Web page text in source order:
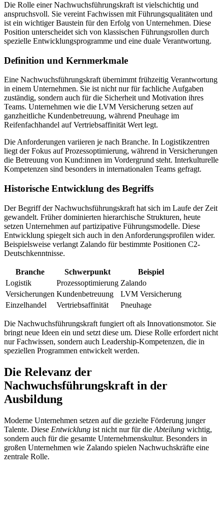
Die Rolle einer Nachwuchsführungskraft ist vielschichtig und
anspruchsvoll. Sie vereint Fachwissen mit Führungsqualitäten und
ist ein wichtiger Baustein für den Erfolg von Unternehmen. Diese
Position unterscheidet sich von klassischen Führungsrollen durch
spezielle Entwicklungsprogramme und eine duale Verantwortung.
Definition und Kernmerkmale
Eine Nachwuchsführungskraft übernimmt frühzeitig Verantwortung
in einem Unternehmen. Sie ist nicht nur für fachliche Aufgaben
zuständig, sondern auch für die Sicherheit und Motivation ihres
Teams. Unternehmen wie die LVM Versicherung setzen auf
ganzheitliche Kundenbetreuung, während Pneuhage im
Reifenfachhandel auf Vertriebsaffinität Wert legt.
Die Anforderungen variieren je nach Branche. In Logistikzentren
liegt der Fokus auf Prozessoptimierung, während in Versicherungen
die Betreuung von Kund:innen im Vordergrund steht. Interkulturelle
Kompetenzen sind besonders in internationalen Teams gefragt.
Historische Entwicklung des Begriffs
Der Begriff der Nachwuchsführungskraft hat sich im Laufe der Zeit
gewandelt. Früher dominierten hierarchische Strukturen, heute
setzen Unternehmen auf partizipative Führungsmodelle. Diese
Entwicklung spiegelt sich auch in den Anforderungsprofilen wider.
Beispielsweise verlangt Zalando für bestimmte Positionen C2-
Deutschkenntnisse.
Branche Schwerpunkt
Beispiel
Logistik
Prozessoptimierung Zalando
Versicherungen Kundenbetreuung
LVM Versicherung
Einzelhandel
Vertriebsaffinität Pneuhage
Die Nachwuchsführungskraft fungiert oft als Innovationsmotor. Sie
bringt neue Ideen ein und setzt diese um. Diese Rolle erfordert nicht
nur Fachwissen, sondern auch Leadership-Kompetenzen, die in
speziellen Programmen entwickelt werden.
Die Relevanz der
Nachwuchsführungskraft in der
Ausbildung
Moderne Unternehmen setzen auf die gezielte Förderung junger
Talente. Diese Entwicklung ist nicht nur für die Abteilung wichtig,
sondern auch für die gesamte Unternehmenskultur. Besonders in
großen Unternehmen wie Zalando spielen Nachwuchskräfte eine
zentrale Rolle.